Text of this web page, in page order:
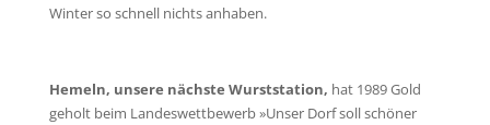
Winter so schnell nichts anhaben.
Hemeln, unsere nächste Wurststation, hat 1989 Gold
geholt beim Landeswettbewerb »Unser Dorf soll schöner